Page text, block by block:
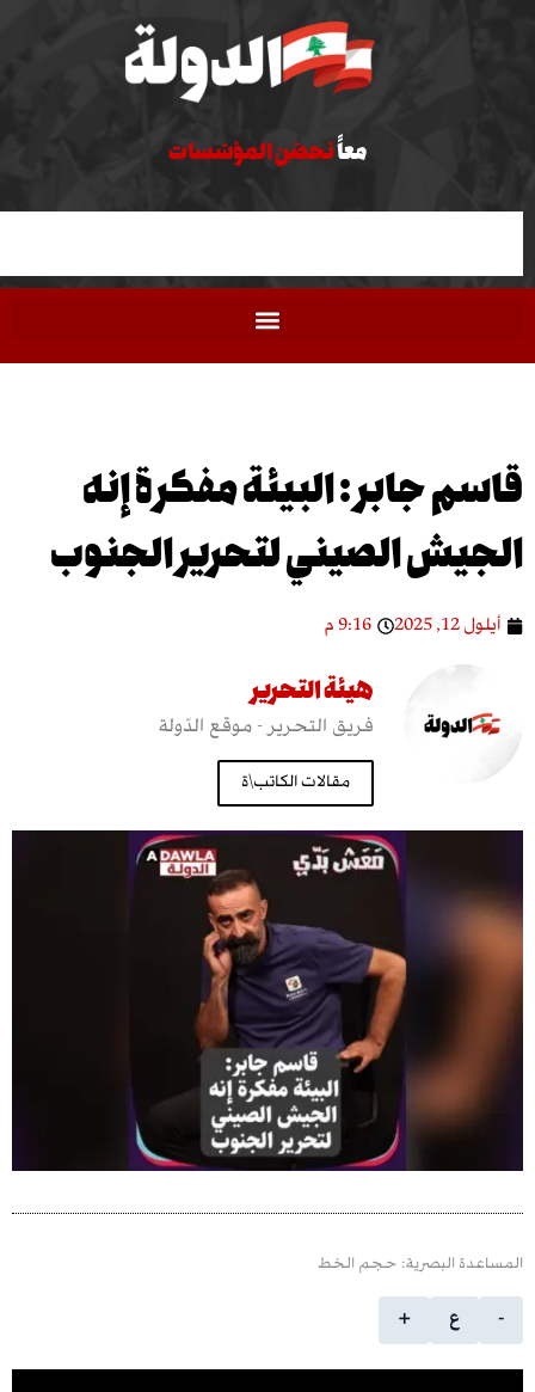
نحصّن المؤسّسات
نحقّق العدالة
جابر : البيئة مفكرة إنه
الصيني لتحرير الجنوب
9:16 م
هيئة التحرير
فريق التحرير - موقع الدّولة
مقالات الكاتب\ة
البصرية: حجم الخط